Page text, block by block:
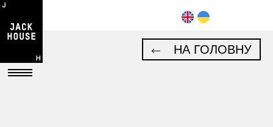
НА ГОЛОВНУ